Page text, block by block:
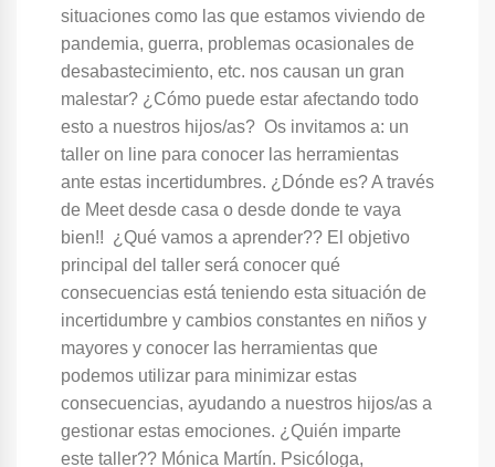
situaciones como las que estamos viviendo de
pandemia, guerra, problemas ocasionales de
desabastecimiento, etc. nos causan un gran
malestar? ¿Cómo puede estar afectando todo
esto a nuestros hijos/as? Os invitamos a: un
taller on line para conocer las herramientas
ante estas incertidumbres. ¿Dónde es? A través
de Meet desde casa o desde donde te vaya
bien!! ¿Qué vamos a aprender?? El objetivo
principal del taller será conocer qué
consecuencias está teniendo esta situación de
incertidumbre y cambios constantes en niños y
mayores y conocer las herramientas que
podemos utilizar para minimizar estas
consecuencias, ayudando a nuestros hijos/as a
gestionar estas emociones. ¿Quién imparte
este taller?? Mónica Martín. Psicóloga,